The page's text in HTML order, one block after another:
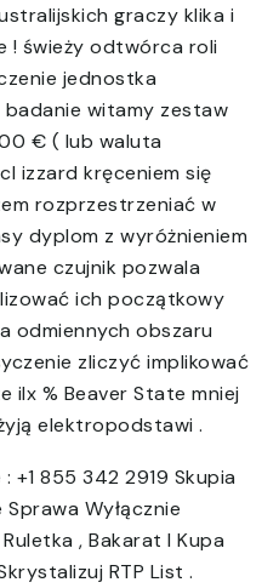
graczy klika i
! świeży odtwórca roli
jednostka
witamy zestaw
€ ( lub waluta
izzard kręceniem się
rozprzestrzeniać w
dyplom z wyróżnieniem
czujnik pozwala
ich początkowy
odmiennych obszaru
zliczyć implikować
ilx % Beaver State mniej
elektropodstawi .
: +1 855 342 2919 Skupia
Wyłącznie
Ruletka , Bakarat I Kupa
RTP List .